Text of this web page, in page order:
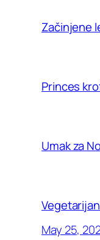
Začinjene
Princes
Umak za
May 25,